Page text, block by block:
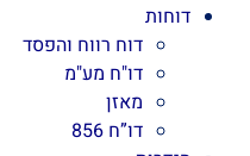
דוחות
דוח רווח והפסד
דו"ח מע"מ
מאזן
דו”ח 856